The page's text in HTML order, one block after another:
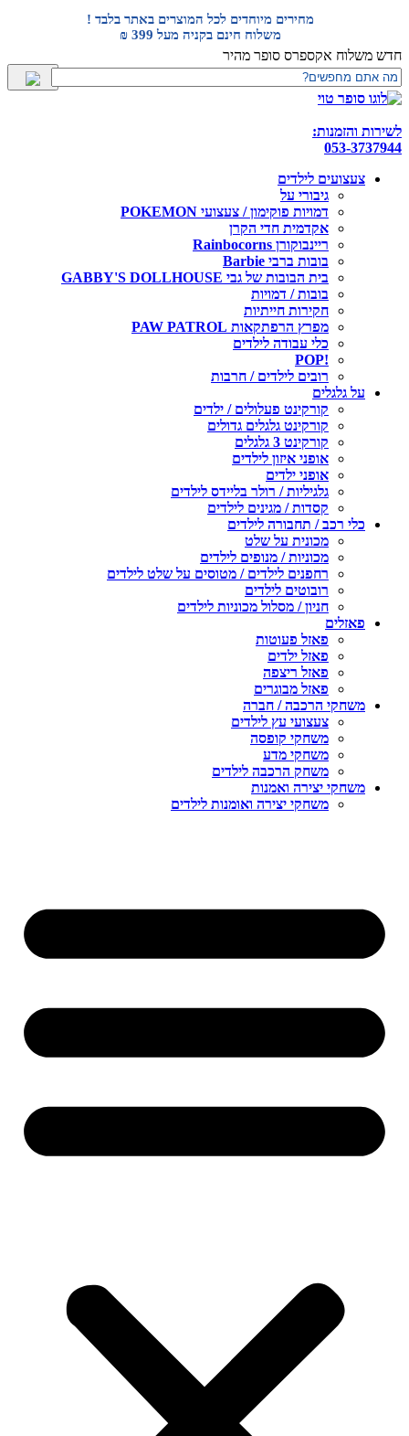
מחירים מיוחדים לכל המוצרים באתר בלבד !
משלוח חינם בקניה מעל 399 ₪
חדש משלוח אקספרס סופר מהיר
לשירות והזמנות:
053-3737944
צעצועים לילדים
גיבורי על
דמויות פוקימון / צעצועי POKEMON
אקדמית חדי הקרן
ריינבוקורן Rainbocorns
בובות ברבי Barbie
בית הבובות של גבי GABBY'S DOLLHOUSE
בובות / דמויות
חקירות חייתיות
מפרץ הרפתקאות PAW PATROL
כלי עבודה לילדים
!POP
רובים לילדים / חרבות
על גלגלים
קורקינט פעלולים / ילדים
קורקינט גלגלים גדולים
קורקינט 3 גלגלים
אופני איזון לילדים
אופני ילדים
גלגיליות / רולר בליידס לילדים
קסדות / מגינים לילדים
כלי רכב / תחבורה לילדים
מכונית על שלט
מכוניות / מנופים לילדים
רחפנים לילדים / מטוסים על שלט לילדים
רובוטים לילדים
חניון / מסלול מכוניות לילדים
פאזלים
פאזל פעוטות
פאזל ילדים
פאזל ריצפה
פאזל מבוגרים
משחקי הרכבה / חברה
צעצועי עץ לילדים
משחקי קופסה
משחקי מדע
משחק הרכבה לילדים
משחקי יצירה ואמנות
משחקי יצירה ואומנות לילדים